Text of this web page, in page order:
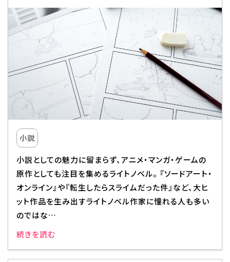
大学部 週1コース
代アニ概要
学部・学科紹介
校舎・施設
学生生活・サポート
就職・キャリア
入学情報
在学生の活躍
イベント
小説
小説としての魅力に留まらず、アニメ・マンガ・ゲームの
原作としても注目を集めるライトノベル。 『ソードアート・
オンライン』や『転生したらスライムだった件』など、大ヒ
ット作品を生み出すライトノベル作家に憧れる人も多い
のではな…
続きを読む